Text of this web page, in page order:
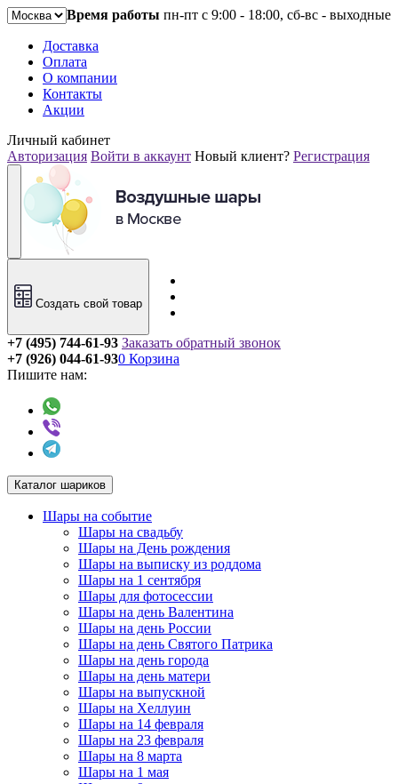
Время работы пн-пт с 9:00 - 18:00, сб-вс - выходные
Доставка
Оплата
О компании
Контакты
Акции
Личный кабинет
Авторизация Войти в аккаунт Новый клиент? Регистрация
Создать свой товар
+7 (495) 744-61-93 Заказать обратный звонок
+7 (926) 044-61-93
Пишите нам:
0 Корзина
Каталог шариков
Шары на событие
Шары на свадьбу
Шары на День рождения
Шары на выписку из роддома
Шары на 1 сентября
Шары для фотосессии
Шары на день Валентина
Шары на день России
Шары на день Святого Патрика
Шары на день города
Шары на день матери
Шары на выпускной
Шары на Хеллуин
Шары на 14 февраля
Шары на 23 февраля
Шары на 8 марта
Шары на 1 мая